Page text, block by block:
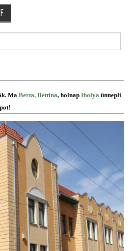
MaBerta, Bettina, holnap Ibolya ünnepli